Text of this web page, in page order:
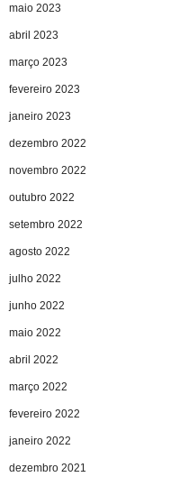
maio 2023
abril 2023
março 2023
fevereiro 2023
janeiro 2023
dezembro 2022
novembro 2022
outubro 2022
setembro 2022
agosto 2022
julho 2022
junho 2022
maio 2022
abril 2022
março 2022
fevereiro 2022
janeiro 2022
dezembro 2021